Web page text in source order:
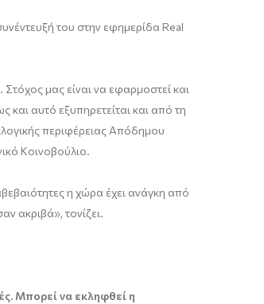
του στην εφημερίδα Real
μας είναι να εφαρμοστεί και
και αυτό εξυπηρετείται και από τη
περιφέρειας Απόδημου
Κοινοβούλιο.
η χώρα έχει ανάγκη από
ακριβά», τονίζει.
Μπορεί να εκληφθεί η